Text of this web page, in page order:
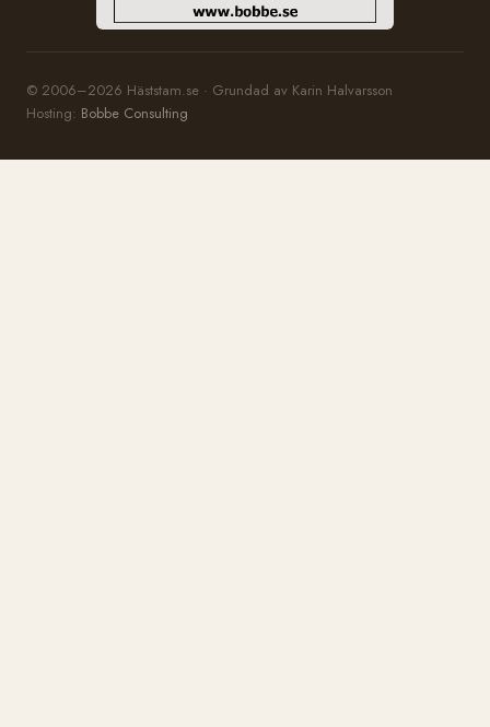
© 2006–2026 Häststam.se · Grundad av Karin Halvarsson
Hosting: Bobbe Consulting